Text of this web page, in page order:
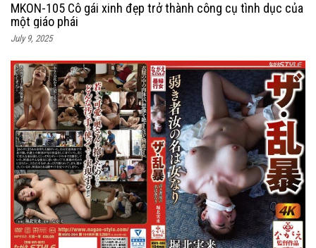
MKON-105 Cô gái xinh đẹp trở thành công cụ tình dục của
một giáo phái
July 9, 2025